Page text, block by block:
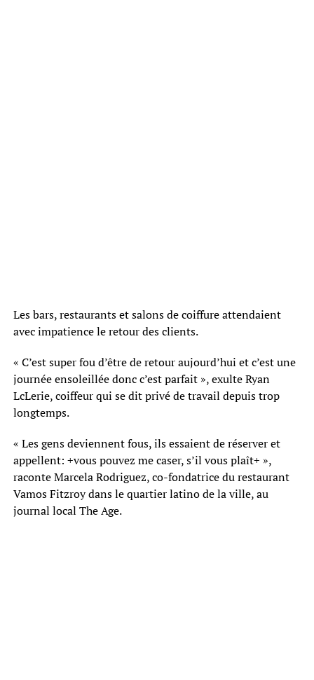
Les bars, restaurants et salons de coiffure attendaient
avec impatience le retour des clients.
« C’est super fou d’être de retour aujourd’hui et c’est une
journée ensoleillée donc c’est parfait », exulte Ryan
LcLerie, coiffeur qui se dit privé de travail depuis trop
longtemps.
« Les gens deviennent fous, ils essaient de réserver et
appellent: +vous pouvez me caser, s’il vous plaît+ »,
raconte Marcela Rodriguez, co-fondatrice du restaurant
Vamos Fitzroy dans le quartier latino de la ville, au
journal local The Age.